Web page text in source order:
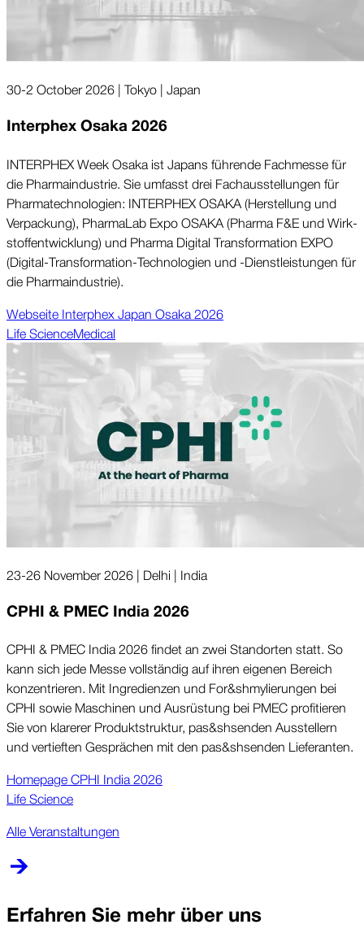
30-2 October 2026 | Tokyo | Japan
Interphex Osaka 2026
INTERPHEX Week Osaka ist Japans führende Fach­messe für
die Pharma­industrie. Sie umfasst drei Fach­aus­stellungen für
Pharma­technologien: INTERPHEX OSAKA (Her­stellung und
Verpackung), PharmaLab Expo OSAKA (Pharma F&E und Wirk­
stoff­entwicklung) und Pharma Digital Transformation EXPO
(Digital-Transformation-Tech­no­logien und -Dienst­leistungen für
die Pharma­industrie).
Web­seite Interphex Japan Osaka 2026
Life ScienceMedical
23-26 November 2026 | Delhi | India
CPHI & PMEC India 2026
CPHI & PMEC India 2026 fin­det an zwei Stand­orten statt. So
kann sich jede Messe voll­stän­dig auf ihren ei­ge­nen Be­reich
kon­zen­trie­ren. Mit In­gre­dien­zen und For&shmy­lie­run­gen bei
CPHI sowie Ma­schi­ne­n und Aus­rüs­­tung bei PMEC pro­fi­­tie­ren
Sie von kla­re­rer Pro­dukt­­struk­tur, pas&shs­en­de­n Aus­stel­lern
und ver­tief­ten Ge­­sprä­chen mit den pas&shs­en­den Lie­fe­ran­ten.
Home­pa­ge CPHI India 2026
Life Science
Alle Veranstaltungen
Erfahren Sie mehr über uns